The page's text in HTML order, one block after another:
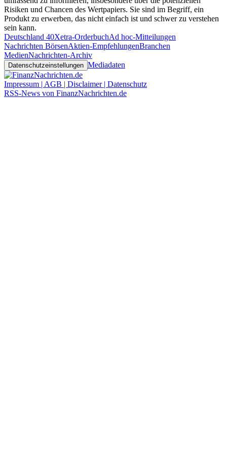
Risiken und Chancen des Wertpapiers. Sie sind im Begriff, ein
Produkt zu erwerben, das nicht einfach ist und schwer zu verstehen
sein kann.
Deutschland 40Xetra-OrderbuchAd hoc-Mitteilungen
Nachrichten BörsenAktien-EmpfehlungenBranchen
MedienNachrichten-Archiv
Datenschutzeinstellungen Mediadaten
Impressum | AGB | Disclaimer | Datenschutz
RSS-News von FinanzNachrichten.de